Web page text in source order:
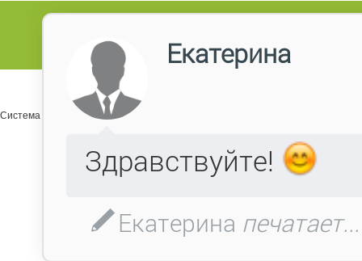
Система управления сайтом Host CMS